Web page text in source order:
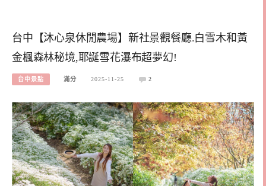
台中【沐心泉休閒農場】新社景觀餐廳.白雪木和黃
金楓森林秘境,耶誕雪花瀑布超夢幻!
台中景點 滿分 2025-11-25 2